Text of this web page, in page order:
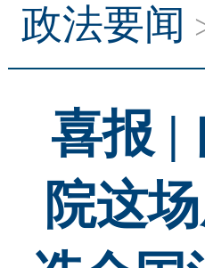
政法要闻
喜报 |
院这